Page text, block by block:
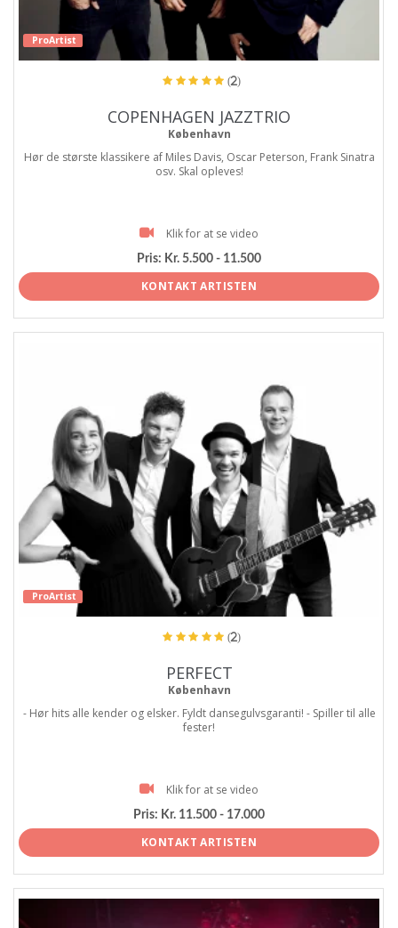
ProArtist
(2)
COPENHAGEN JAZZTRIO
København
Hør de største klassikere af Miles Davis, Oscar Peterson, Frank Sinatra
osv. Skal opleves!
Klik for at se video
Pris: Kr. 5.500 - 11.500
KONTAKT ARTISTEN
ProArtist
(2)
PERFECT
København
- Hør hits alle kender og elsker. Fyldt dansegulvsgaranti! - Spiller til alle
fester!
Klik for at se video
Pris: Kr. 11.500 - 17.000
KONTAKT ARTISTEN